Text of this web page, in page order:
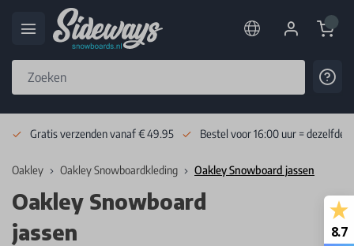
Cart
Gratis verzenden vanaf € 49.95 Bestel voor 16:00 uur = dezelfde
Oakley Oakley Snowboardkleding Oakley Snowboard jassen
Oakley Snowboard
jassen
8.7